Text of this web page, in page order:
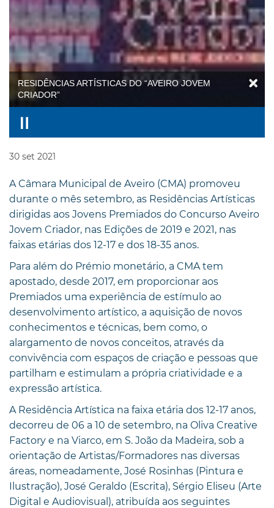
RESIDÊNCIAS ARTÍSTICAS DO “AVEIRO JOVEM
CRIADOR”
30 set 2021
A Câmara Municipal de Aveiro (CMA) promoveu
durante o mês setembro, as Residências Artísticas
dirigidas aos Jovens Premiados do Concurso Aveiro
Jovem Criador, nas Edições de 2019 e 2021, nas
faixas etárias dos 12-17 e dos 18-35 anos.
Para além do Prémio monetário, a CMA tem
apostado, desde 2017, em proporcionar aos
Premiados uma experiência de estímulo ao
desenvolvimento artístico, a aquisição de novos
conhecimentos e técnicas, bem como, o
alargamento de novos conceitos, através da
convivência com espaços de criação e pessoas que
partilham e estimulam a própria criatividade e a
expressão artística.
A Residência Artística na faixa etária dos 12-17 anos,
decorreu de 06 a 10 de setembro, na Oliva Creative
Factory e na Viarco, em S. João da Madeira, sob a
orientação de Artistas/Formadores nas diversas
áreas, nomeadamente, José Rosinhas (Pintura e
Ilustração), José Geraldo (Escrita), Sérgio Eliseu (Arte
Digital e Audiovisual), atribuída aos seguintes